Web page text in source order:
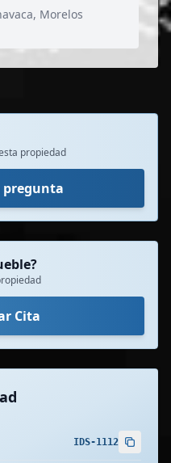
Morelos
propiedad
pregunta
Cita
IDS-1112